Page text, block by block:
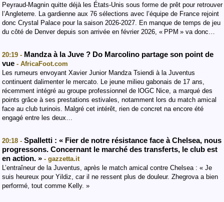
Peyraud-Magnin quitte déjà les États-Unis sous forme de prêt pour retrouver
l’Angleterre. La gardienne aux 76 sélections avec l’équipe de France rejoint
donc Crystal Palace pour la saison 2026-2027. En manque de temps de jeu
du côté de Denver depuis son arrivée en février 2026, « PPM » va donc…
20:19 - Mandza à la Juve ? Do Marcolino partage son point de
vue - AfricaFoot.com
Les rumeurs envoyant Xavier Junior Mandza Tsiendi à la Juventus
continuent dalimenter le mercato. Le jeune milieu gabonais de 17 ans,
récemment intégré au groupe professionnel de lOGC Nice, a marqué des
points grâce à ses prestations estivales, notamment lors du match amical
face au club turinois. Malgré cet intérêt, rien de concret na encore été
engagé entre les deux…
20:18 - Spalletti : « Fier de notre résistance face à Chelsea, nous
progressons. Concernant le marché des transferts, le club est
en action. » - gazzetta.it
L’entraîneur de la Juventus, après le match amical contre Chelsea : « Je
suis heureux pour Yildiz, car il ne ressent plus de douleur. Zhegrova a bien
performé, tout comme Kelly. »